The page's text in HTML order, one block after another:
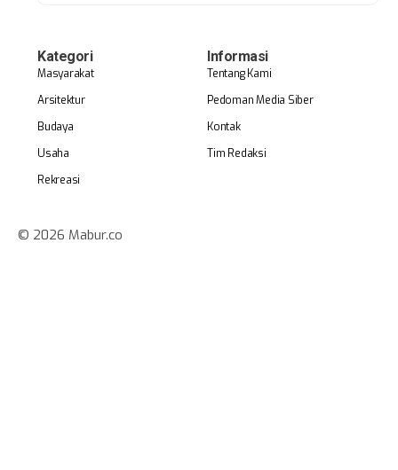
Kategori
Masyarakat
Arsitektur
Budaya
Usaha
Rekreasi
Informasi
Tentang Kami
Pedoman Media Siber
Kontak
Tim Redaksi
© 2026 Mabur.co